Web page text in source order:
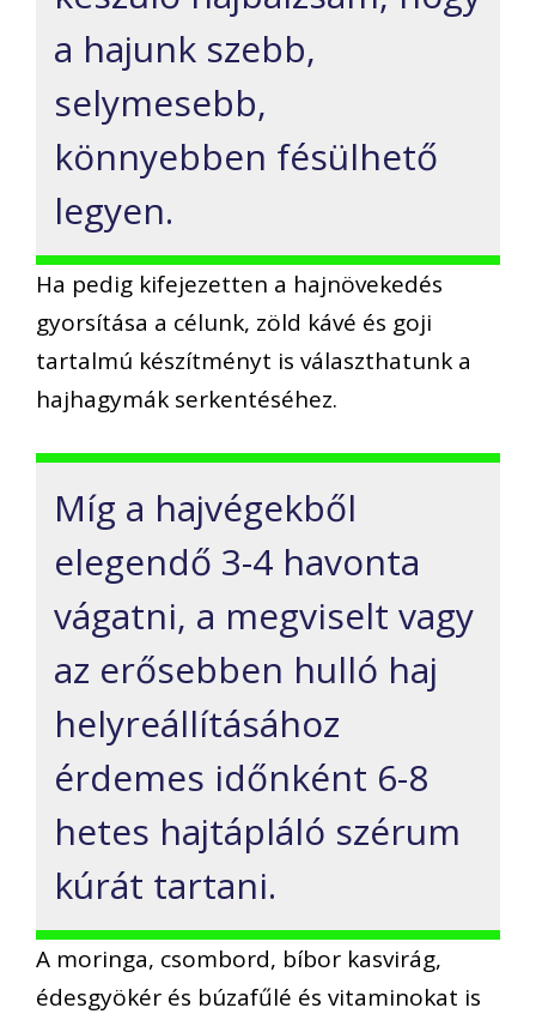
a hajunk szebb,
selymesebb,
könnyebben fésülhető
legyen.
Ha pedig kifejezetten a hajnövekedés
gyorsítása a célunk, zöld kávé és goji
tartalmú készítményt is választhatunk a
hajhagymák serkentéséhez.
Míg a hajvégekből
elegendő 3-4 havonta
vágatni, a megviselt vagy
az erősebben hulló haj
helyreállításához
érdemes időnként 6-8
hetes hajtápláló szérum
kúrát tartani.
A moringa, csombord, bíbor kasvirág,
édesgyökér és búzafűlé és vitaminokat is